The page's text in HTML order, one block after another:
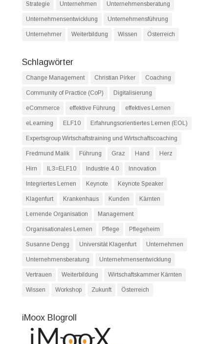
Strategie Unternehmen Unternehmensberatung
Unternehmensentwicklung Unternehmensführung
Unternehmer Weiterbildung Wissen Österreich
Schlagwörter
Change Management Christian Pirker Coaching
Community of Practice (CoP) Digitalisierung
eCommerce effektive Führung effektives Lernen
eLearning ELF10 Erfahrungsorientiertes Lernen (EOL)
Expertsgroup Wirtschaftstraining und Wirtschaftscoaching
Fredmund Malik Führung Graz Hand Herz
Hirn IL3=ELF10 Industrie 4.0 Innovation
Integriertes Lernen Keynote Keynote Speaker
Klagenfurt Krankenhaus Kunden Kärnten
Lernende Organisation Management
Organisationales Lernen Pflege Pflegeheim
Susanne Dengg Universität Klagenfurt Unternehmen
Unternehmensberatung Unternehmensentwicklung
Vertrauen Weiterbildung Wirtschaftskammer Kärnten
Wissen Workshop Zukunft Österreich
iMoox Blogroll